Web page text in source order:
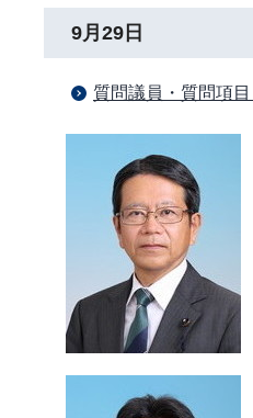
9月29日
質問議員・質問項